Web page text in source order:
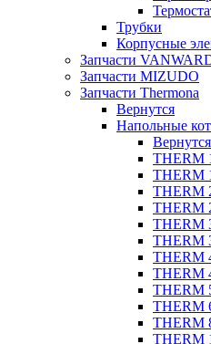
Трубки
Корпусные
Запчасти
Запчасти MIZUDO
Запчасти Thermona
Вернутся
Напольные
Вернутся
THERM
THERM
THERM
THERM
THERM
THERM
THERM
THERM
THERM
THERM
THERM
THERM